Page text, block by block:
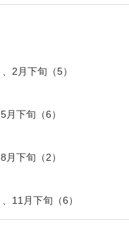
、 2月下旬（5）
5月下旬（6）
8月下旬（2）
、 11月下旬（6）